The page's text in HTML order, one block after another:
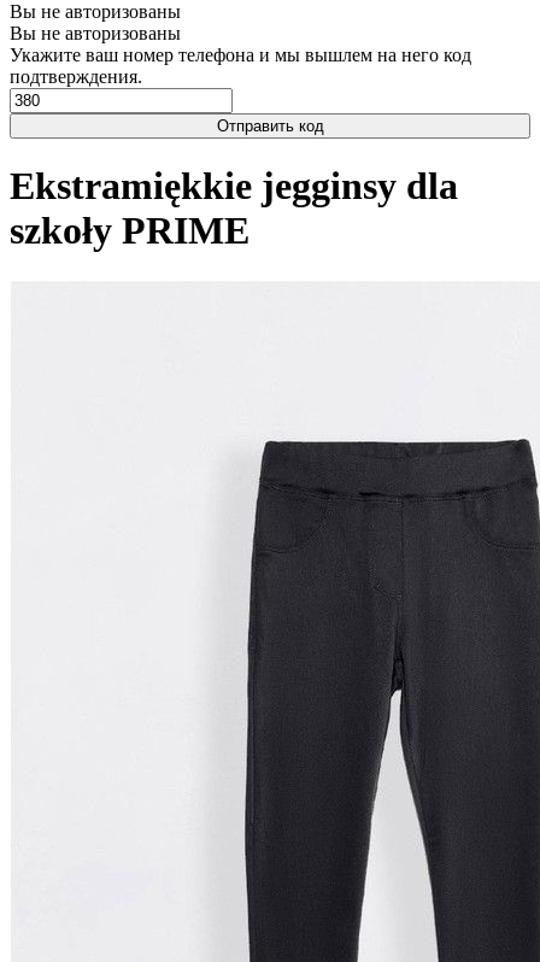
Вы не авторизованы
Вы не авторизованы
Укажите ваш номер телефона и мы вышлем на него код
подтверждения.
Отправить код
Ekstramiękkie jegginsy dla
szkoły PRIME